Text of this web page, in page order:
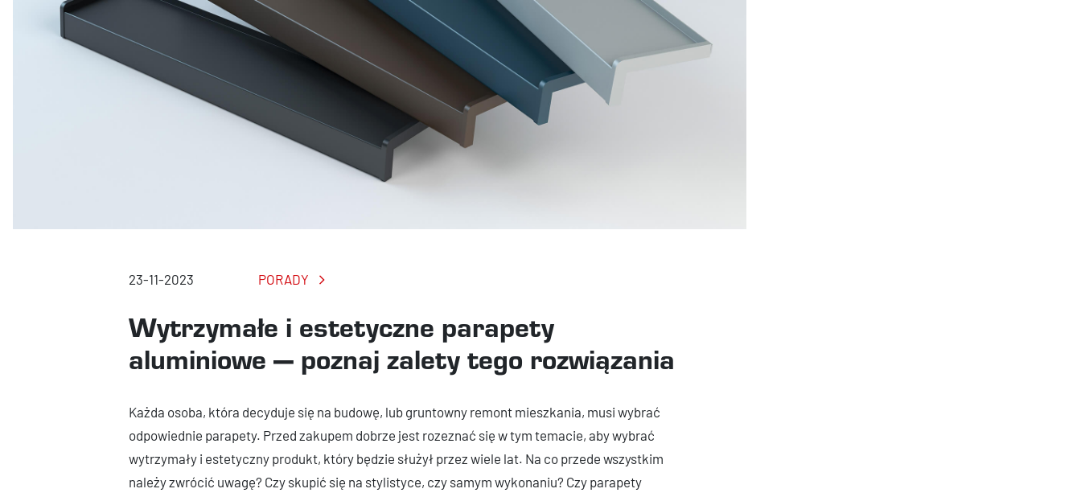
23-11-2023 PORADY
Wytrzymałe i estetyczne parapety
aluminiowe — poznaj zalety tego rozwiązania
Każda osoba, która decyduje się na budowę, lub gruntowny remont mieszkania, musi wybrać
odpowiednie parapety. Przed zakupem dobrze jest rozeznać się w tym temacie, aby wybrać
wytrzymały i estetyczny produkt, który będzie służył przez wiele lat. Na co przede wszystkim
należy zwrócić uwagę? Czy skupić się na stylistyce, czy samym wykonaniu? Czy parapety